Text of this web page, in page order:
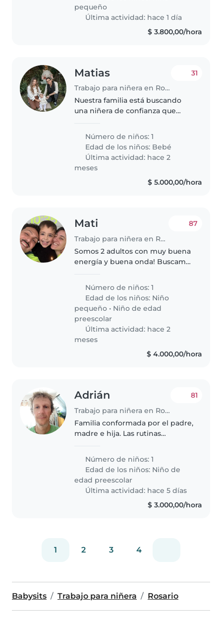
pequeño
Última actividad: hace 1 día
$ 3.800,00/hora
Matias
Trabajo para niñera en Rosario
31
Nuestra familia está buscando
una niñera de confianza que
hijos, uno de 1 año y otro de 3
años. Necesitamos una niñera
que se sienta cómoda con las
Número de niños: 1
Edad de los niños: Bebé
Última actividad: hace 2
meses
$ 5.000,00/hora
Mati
Trabajo para niñera en Rosario
87
Somos 2 adultos con muy buena
energía y buena onda! Buscamos
a nuestro hijo de 3 años !
Trabajamos desde casa, por lo q
muchas veces vamos a
compartir..
Número de niños: 1
Edad de los niños: Niño
pequeño • Niño de edad
preescolar
Última actividad: hace 2
meses
$ 4.000,00/hora
Adrián
Trabajo para niñera en Rosario
81
Familia conformada por el padre,
madre e hija. Las rutinas
padres y la niña que va a la
escuela de mañana, desde las 8
horas hasta el mediodía. El
ingreso..
Número de niños: 1
Edad de los niños: Niño de
edad preescolar
Última actividad: hace 5 días
$ 3.000,00/hora
1 2 3 4
Babysits Trabajo para niñera Rosario